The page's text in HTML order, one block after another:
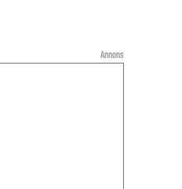
Annons